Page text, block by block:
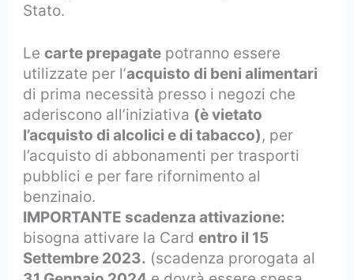
Stato.
Lecarte prepagate potranno essere
utilizzate per l’acquisto di beni alimentari
di prima necessità presso i negozi che
aderiscono all’iniziativa (è vietato
l’acquisto di alcolici e di tabacco), per
l’acquisto di abbonamenti per trasporti
pubblici e per fare rifornimento al
benzinaio.
IMPORTANTE scadenza attivazione:
bisogna attivare la Cardentro il 15
Settembre 2023. (scadenza prorogata al